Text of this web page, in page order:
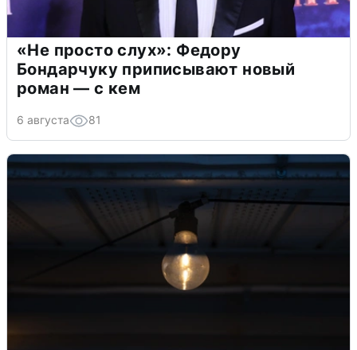
«Не просто слух»: Федору
Бондарчуку приписывают новый
роман — с кем
6 августа 81